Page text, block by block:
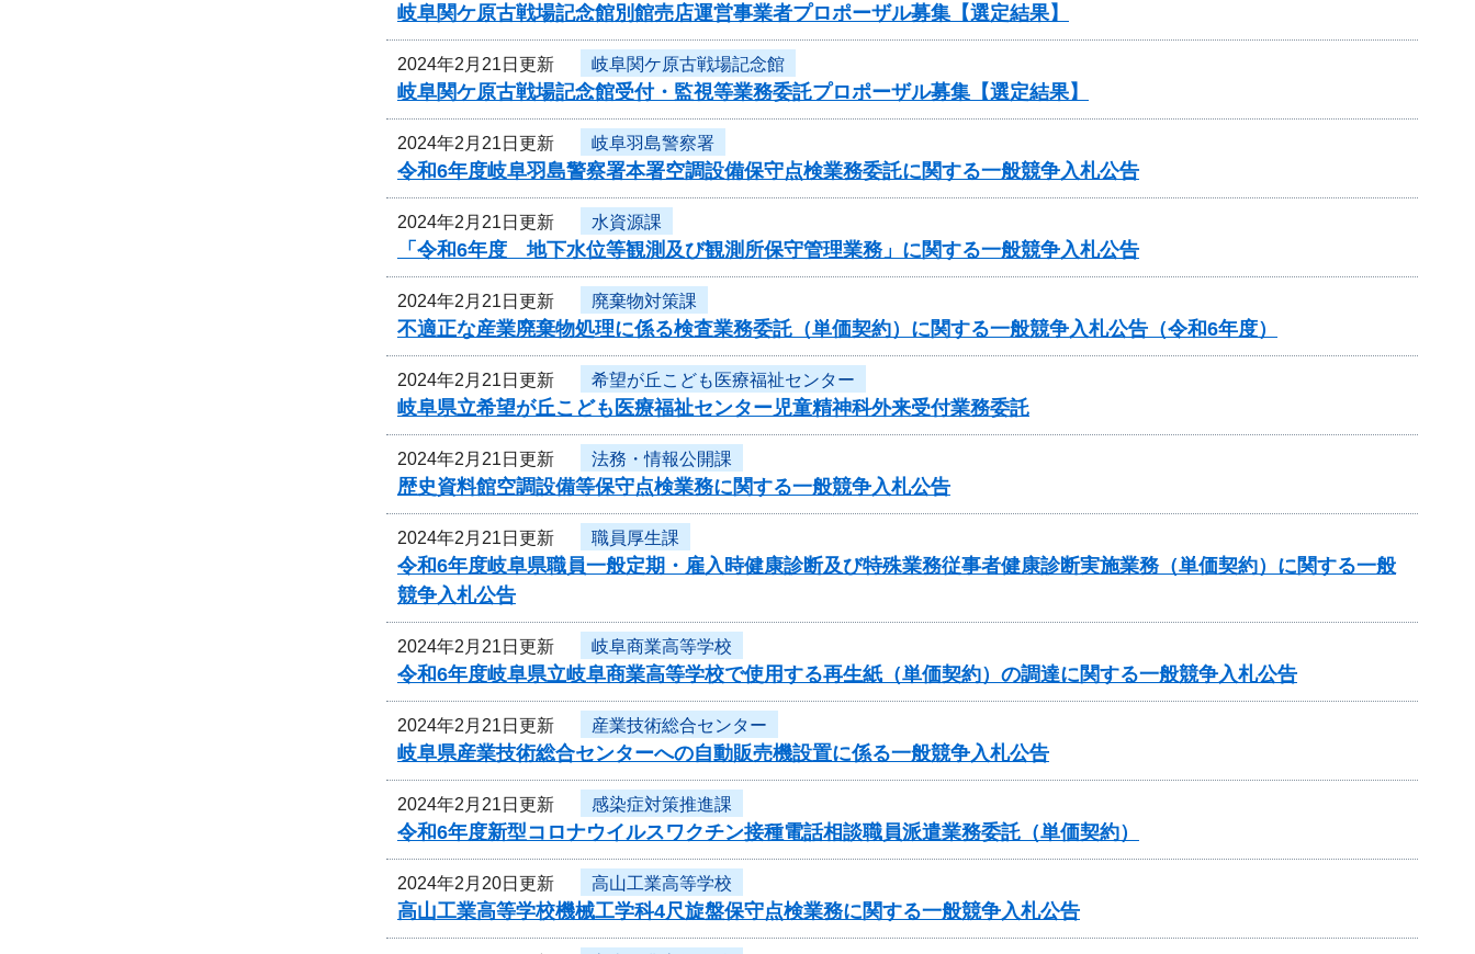
岐阜関ケ原古戦場記念館別館売店運営事業者プロポーザル募集【選定結果】
2024年2月21日更新 岐阜関ケ原古戦場記念館
岐阜関ケ原古戦場記念館受付・監視等業務委託プロポーザル募集【選定結果】
2024年2月21日更新 岐阜羽島警察署
令和6年度岐阜羽島警察署本署空調設備保守点検業務委託に関する一般競争入札公告
2024年2月21日更新 水資源課
「令和6年度 地下水位等観測及び観測所保守管理業務」に関する一般競争入札公告
2024年2月21日更新 廃棄物対策課
不適正な産業廃棄物処理に係る検査業務委託（単価契約）に関する一般競争入札公告（令和6年度）
2024年2月21日更新 希望が丘こども医療福祉センター
岐阜県立希望が丘こども医療福祉センター児童精神科外来受付業務委託
2024年2月21日更新 法務・情報公開課
歴史資料館空調設備等保守点検業務に関する一般競争入札公告
2024年2月21日更新 職員厚生課
令和6年度岐阜県職員一般定期・雇入時健康診断及び特殊業務従事者健康診断実施業務（単価契約）に関する一般
競争入札公告
2024年2月21日更新 岐阜商業高等学校
令和6年度岐阜県立岐阜商業高等学校で使用する再生紙（単価契約）の調達に関する一般競争入札公告
2024年2月21日更新 産業技術総合センター
岐阜県産業技術総合センターへの自動販売機設置に係る一般競争入札公告
2024年2月21日更新 感染症対策推進課
令和6年度新型コロナウイルスワクチン接種電話相談職員派遣業務委託（単価契約）
2024年2月20日更新 高山工業高等学校
高山工業高等学校機械工学科4尺旋盤保守点検業務に関する一般競争入札公告